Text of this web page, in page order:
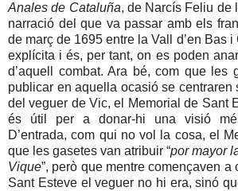
Anales de Cataluña, de Narcís Feliu de
narració del que va passar amb els
de març de 1695 entre la Vall d’en Bas
explícita i és, per tant, on es poden
d’aquell combat. Ara bé, com que les
publicar en aquella ocasió se centraren
del veguer de Vic, el Memorial de Sant
és útil per a donar-hi una visió
D’entrada, com qui no vol la cosa, el
que les gasetes van atribuir “por mayor
Vique”, però que mentre començaven a
Sant Esteve el veguer no hi era, sinó